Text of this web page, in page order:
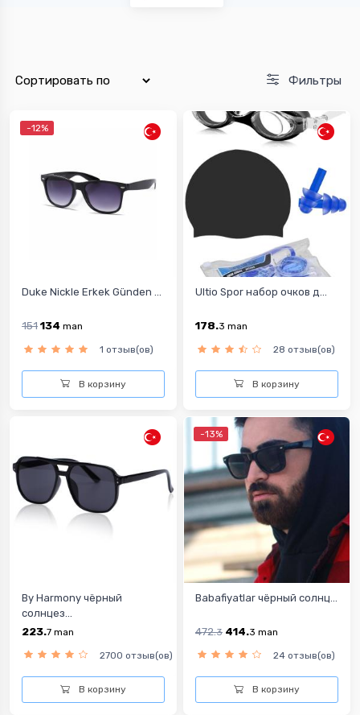
Фильтры
-12%
Duke Nickle Erkek Günden ...
151134 man
1 отзыв(ов)
В корзину
Ultio Spor набор очков д...
178.3 man
28 отзыв(ов)
В корзину
By Harmony чёрный
солнцез...
223.7 man
2700 отзыв(ов)
В корзину
-13%
Babafiyatlar чёрный солнц...
472.3 414.3 man
24 отзыв(ов)
В корзину